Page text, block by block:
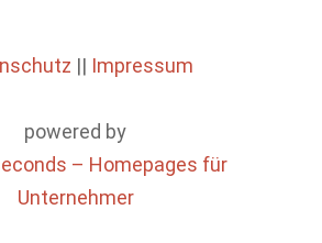
|| Impressum
powered by
– Homepages für
Unternehmer